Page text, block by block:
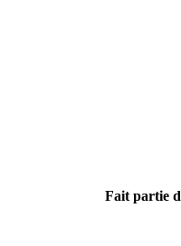
Fait partie